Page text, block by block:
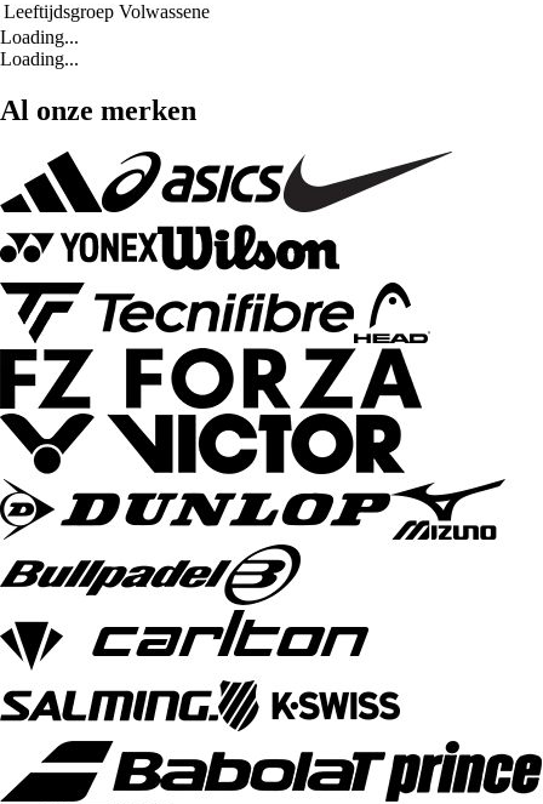
Leeftijdsgroep Volwassene
Loading...
Loading...
Al onze merken